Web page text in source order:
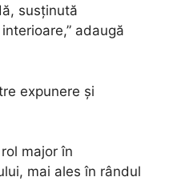
susținută
adaugă
expunere și
major în
mai ales în rândul